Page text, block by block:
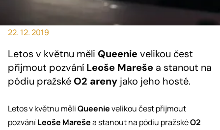
22. 12. 2019
Letos v květnu měli Queenievelikou čest
přijmout pozváníLeoše Mareše a stanout na
pódiu pražské O2 areny jako jeho hosté.
Letos v květnu měliQueenievelikou čest přijmout
pozváníLeoše Marešea stanout na pódiu pražskéO2